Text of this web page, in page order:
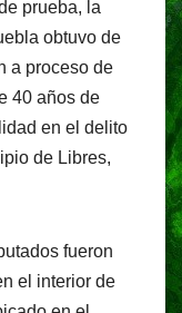
prueba, la
obtuvo de
a proceso de
40 años de
en el delito
de Libres,
fueron
el interior de